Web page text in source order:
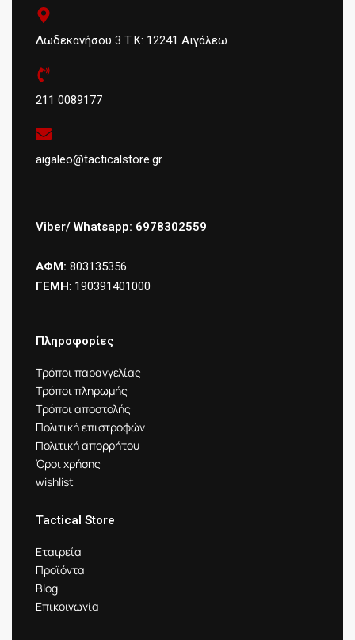
Δωδεκανήσου 3 Τ.Κ: 12241 Αιγάλεω
211 0089177
aigaleo@tacticalstore.gr
Viber/ Whatsapp: 6978302559
ΑΦΜ: 803135356
ΓΕΜΗ: 190391401000
Πληροφορίες
Τρόποι παραγγελίας
Τρόποι πληρωμής
Τρόποι αποστολής
Πολιτική επιστροφών
Πολιτική απορρήτου
Όροι χρήσης
wishlist
Tactical Store
Εταιρεία
Προϊόντα
Blog
Επικοινωνία